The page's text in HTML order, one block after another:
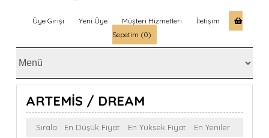
Üye Girişi Yeni Üye Müşteri Hizmetleri
İletişim
Sepetim (0)
ARTEMİS / DREAM
Sırala: En Düşük Fiyat En Yüksek Fiyat En Yeniler